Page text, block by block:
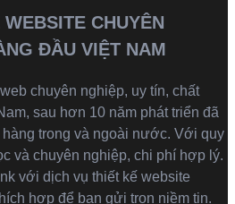
CHUYÊN
ĐẦU VIỆT NAM
chuyên nghiệp, uy tín, chất
sau hơn 10 năm phát triển đã
trong và ngoài nước. Với quy
và chuyên nghiệp, chi phí hợp lý.
với dịch vụ thiết kế website
hợp để bạn gửi trọn niềm tin.